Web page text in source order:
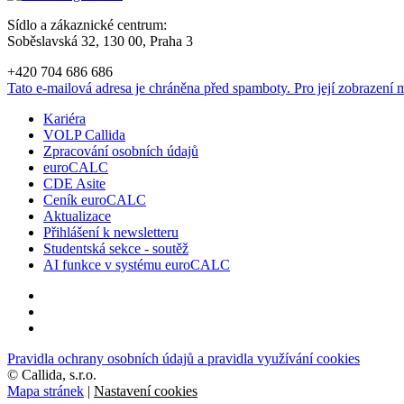
Sídlo a zákaznické centrum:
Soběslavská 32, 130 00, Praha 3
+420 704 686 686
Tato e-mailová adresa je chráněna před spamboty. Pro její zobrazení
Kariéra
VOLP Callida
Zpracování osobních údajů
euroCALC
CDE Asite
Ceník euroCALC
Aktualizace
Přihlášení k newsletteru
Studentská sekce - soutěž
AI funkce v systému euroCALC
Pravidla ochrany osobních údajů a pravidla využívání cookies
© Callida, s.r.o.
Mapa stránek | Nastavení cookies